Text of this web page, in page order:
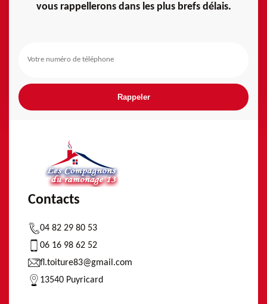
vous rappellerons dans les plus brefs délais.
Contacts
04 82 29 80 53
06 16 98 62 52
fl.toiture83@gmail.com
13540 Puyricard